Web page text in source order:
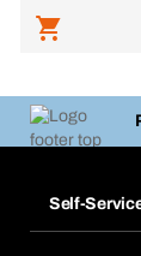
Self-